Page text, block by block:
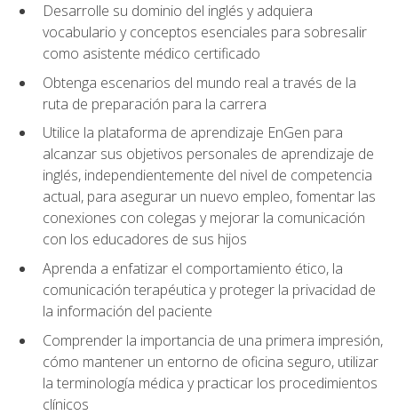
Desarrolle su dominio del inglés y adquiera
vocabulario y conceptos esenciales para sobresalir
como asistente médico certificado
Obtenga escenarios del mundo real a través de la
ruta de preparación para la carrera
Utilice la plataforma de aprendizaje EnGen para
alcanzar sus objetivos personales de aprendizaje de
inglés, independientemente del nivel de competencia
actual, para asegurar un nuevo empleo, fomentar las
conexiones con colegas y mejorar la comunicación
con los educadores de sus hijos
Aprenda a enfatizar el comportamiento ético, la
comunicación terapéutica y proteger la privacidad de
la información del paciente
Comprender la importancia de una primera impresión,
cómo mantener un entorno de oficina seguro, utilizar
la terminología médica y practicar los procedimientos
clínicos